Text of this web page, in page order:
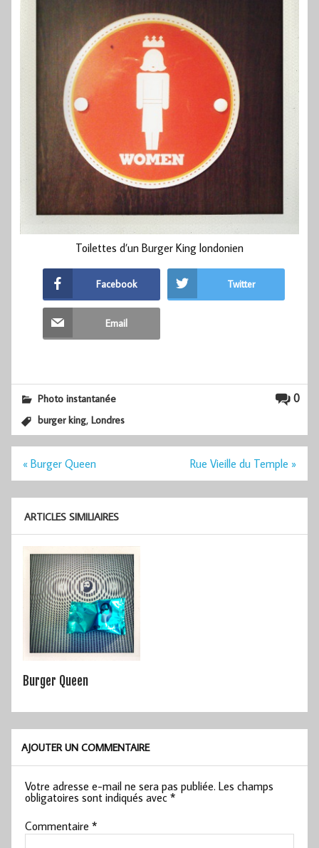
Toilettes d’un Burger King londonien
Facebook Twitter
Email
0
Photo instantanée
burger king,Londres
Navigation
« Burger Queen Rue Vieille du Temple »
ARTICLES SIMILIAIRES
Burger Queen
AJOUTER UN COMMENTAIRE
Votre adresse e-mail ne sera pas publiée. Les champs
obligatoires sont indiqués avec*
Commentaire*